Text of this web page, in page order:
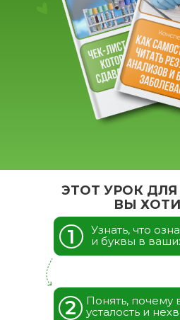
ЭТОТ УРОК ДЛЯ
ВЫ
Узнать, что
и буквы в
1
Понять, почему
усталость и
2